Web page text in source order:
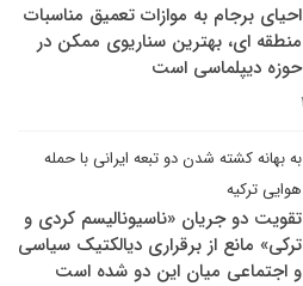
احیای برجام به موازات تعمیق مناسبات
منطقه ای، بهترین سناریوی ممکن در
حوزه دیپلماسی است
به بهانه کشته شدن دو تبعه ایرانی با حمله
هوایی ترکیه
تقویت دو جریان «ناسیونالیسم کردی و
ترکی» مانع از برقراری دیالکتیک سیاسی
و اجتماعی میان این دو شده است